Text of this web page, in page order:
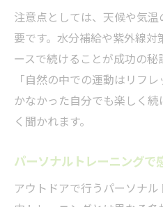
パーソナルトレー
フォーマンス向上
自然環境に対応す
解説
心身リフレッシュなら
最適
癒やす
リフレッシュ効果
注意点としては、天候や気
要です。水分補給や紫外線
ースで続けることが成功の
「自然の中での運動はリフ
かなかった自分でも楽しく
く聞かれます。
パーソナルトレーニングで
アウトドアで行うパーソナ